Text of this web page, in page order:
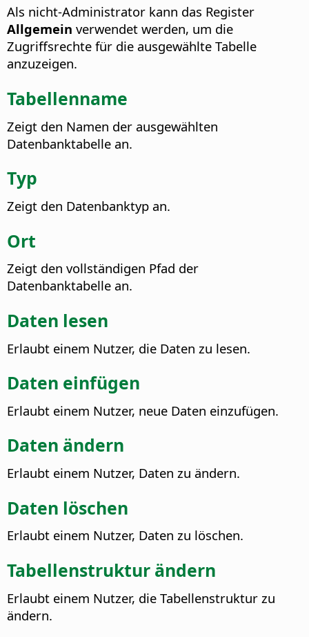
Als nicht-Administrator kann das Register
Allgemein verwendet werden, um die
Zugriffsrechte für die ausgewählte Tabelle
anzuzeigen.
Tabellenname
Zeigt den Namen der ausgewählten
Datenbanktabelle an.
Typ
Zeigt den Datenbanktyp an.
Ort
Zeigt den vollständigen Pfad der
Datenbanktabelle an.
Daten lesen
Erlaubt einem Nutzer, die Daten zu lesen.
Daten einfügen
Erlaubt einem Nutzer, neue Daten einzufügen.
Daten ändern
Erlaubt einem Nutzer, Daten zu ändern.
Daten löschen
Erlaubt einem Nutzer, Daten zu löschen.
Tabellenstruktur ändern
Erlaubt einem Nutzer, die Tabellenstruktur zu
ändern.